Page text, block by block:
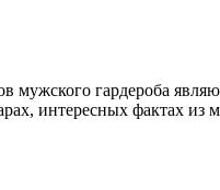
гардероба
интересных фактах